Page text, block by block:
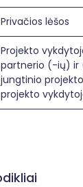
Privačios lėšos
Projekto
partnerio (-ių) ir
jungtinio projekto
projekto